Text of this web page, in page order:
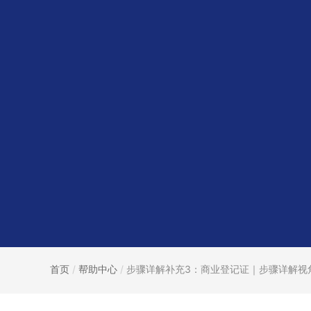
首页 / 帮助中心 / 步骤详解补充3：商业登记证｜步骤详解视